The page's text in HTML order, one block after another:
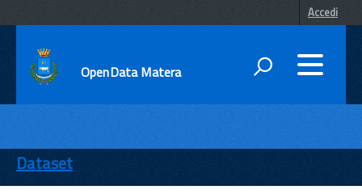
Accedi
OpenData Matera
ENTI
TEMI
Dataset